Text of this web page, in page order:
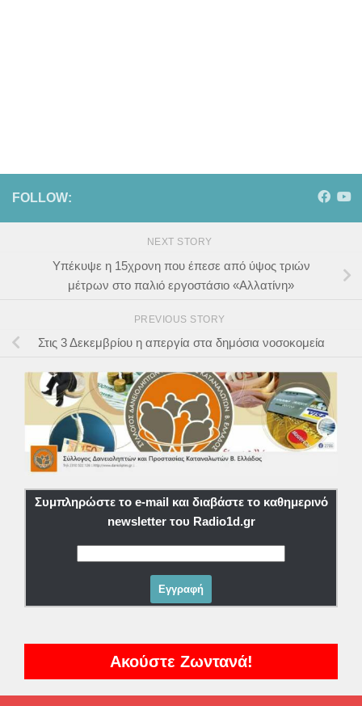
FOLLOW:
NEXT STORY
Υπέκυψε η 15χρονη που έπεσε από ύψος τριών
μέτρων στο παλιό εργοστάσιο «Αλλατίνη»
PREVIOUS STORY
Στις 3 Δεκεμβρίου η απεργία στα δημόσια νοσοκομεία
Συμπληρώστε το e-mail και διαβάστε το καθημερινό
newsletter του Radio1d.gr
Ακούστε Ζωντανά!